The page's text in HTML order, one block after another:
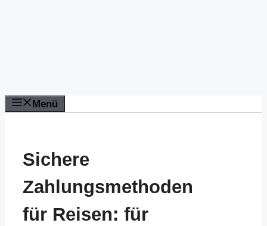
Menü
Sichere
Zahlungsmethoden
für Reisen: für